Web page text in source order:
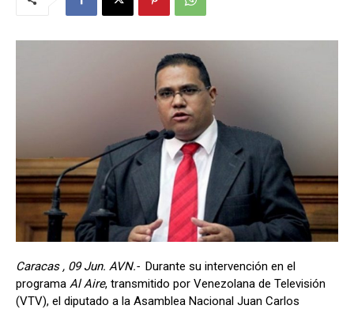
Caracas , 09 Jun. AVN.- Durante su intervención en el
programa Al Aire, transmitido por Venezolana de Televisión
(VTV), el diputado a la Asamblea Nacional Juan Carlos